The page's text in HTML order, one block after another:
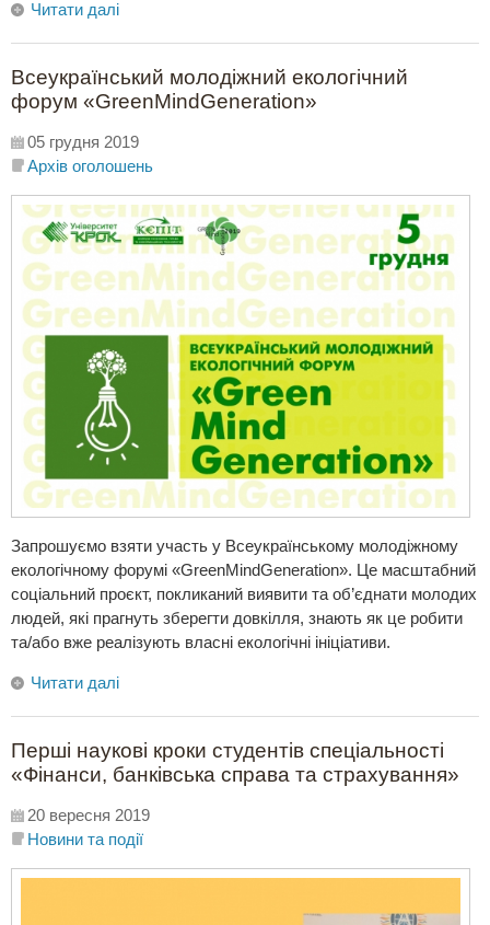
Читати далі
Всеукраїнський молодіжний екологічний
форум «GreenMindGeneration»
05 грудня 2019
Архів оголошень
Запрошуємо взяти участь у Всеукраїнському молодіжному
екологічному форумі «GreenMindGеneration». Це масштабний
соціальний проєкт, покликаний виявити та об’єднати молодих
людей, які прагнуть зберегти довкілля, знають як це робити
та/або вже реалізують власні екологічні ініціативи.
Читати далі
Перші наукові кроки студентів спеціальності
«Фінанси, банківська справа та страхування»
20 вересня 2019
Новини та події